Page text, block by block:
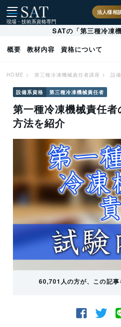
現場・技術系資格専門
法人様相
SATの「第三種冷凍
概要
教材内容 資格について
HOME > 第三種冷凍機械責任者講座 > 設
設備系資格 第三種冷凍機械責任者
第一種冷凍機械責任
方法を紹介
60,701人の方が、この記事